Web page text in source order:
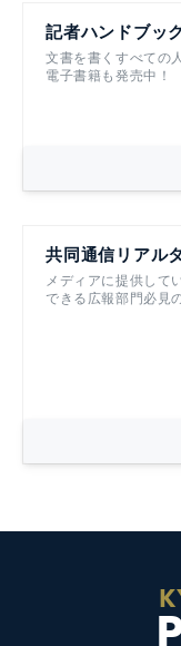
記者ハンドブッ
文書を書くすべての
電子書籍も発売中！
共同通信リアル
メディアに提供して
できる広報部門必見